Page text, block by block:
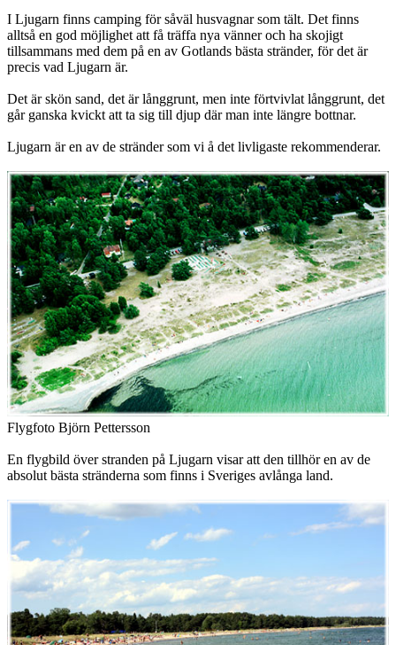
I Ljugarn finns camping för såväl husvagnar som tält. Det finns
alltså en god möjlighet att få träffa nya vänner och ha skojigt
tillsammans med dem på en av Gotlands bästa stränder, för det är
precis vad Ljugarn är.
Det är skön sand, det är långgrunt, men inte förtvivlat långgrunt, det
går ganska kvickt att ta sig till djup där man inte längre bottnar.
Ljugarn är en av de stränder som vi å det livligaste rekommenderar.
Flygfoto Björn Pettersson
En flygbild över stranden på Ljugarn visar att den tillhör en av de
absolut bästa stränderna som finns i Sveriges avlånga land.